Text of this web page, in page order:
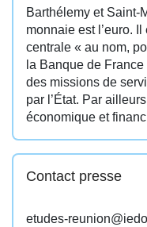
Barthélemy et Saint-
monnaie est l’euro.
centrale « au nom,
la Banque de
des missions de
par l’État. Par
économique et
Contact presse
etudes-